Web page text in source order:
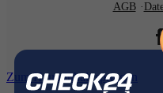
AGB
Zum Hauptinhalt springen